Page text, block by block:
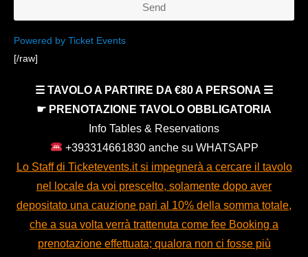
Send
This
field
Powered by Ticket Events
[/raw]
☰ TAVOLO A PARTIRE DA €80 A PERSONA ☰
☛ PRENOTAZIONE TAVOLO OBBLIGATORIA
Info Tables & Reservations
+393314661830 anche su WHATSAPP
Lo Staff di Ticketevents.it si impegnerà a cercare il tavolo
nel locale da voi prescelto, solamente dopo aver
depositato una cauzione pari al 10% della somma totale,
che a sua volta verrà trattenuta come fee Booking a
prenotazione effettuata; qualora non ci fosse più